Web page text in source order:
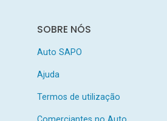
SOBRE NÓS
Auto SAPO
Ajuda
Termos de utilização